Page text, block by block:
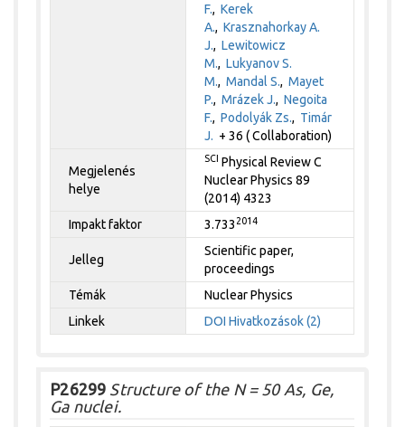
F.,Kerek
A.,Krasznahorkay A.
J.,Lewitowicz
M.,Lukyanov S.
M.,Mandal S.,Mayet
P.,Mrázek J.,Negoita
F.,Podolyák Zs., Timár
J. + 36 ( Collaboration)
Megjelenés
helye
SCI Physical Review C
Nuclear Physics 89
(2014) 4323
Impakt faktor
3.733 2014
Jelleg
Scientific paper,
proceedings
Témák
Nuclear Physics
Linkek
DOI Hivatkozások (2)
P26299 Structure of the N = 50 As, Ge,
Ga nuclei.